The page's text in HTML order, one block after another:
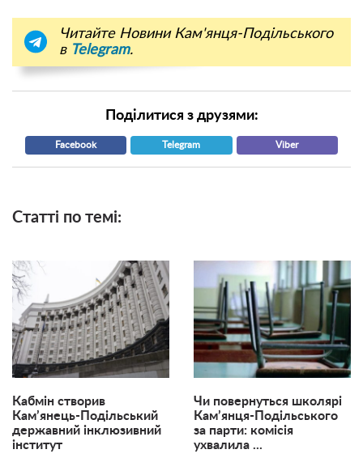
Читайте Новини Кам'янця-Подільського
в Telegram.
Поділитися з друзями:
Facebook Telegram Viber
Статті по темі:
Кабмін створив
Кам’янець-Подільський
державний інклюзивний
інститут
Чи повернуться школярі
Кам’янця-Подільського
за парти: комісія
ухвалила ...